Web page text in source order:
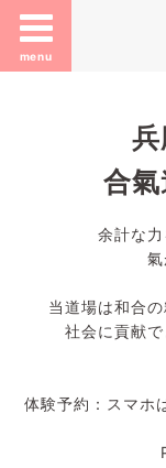
menu
合
余計な
当道場は和合
社会に貢献
体験予約：スマホ